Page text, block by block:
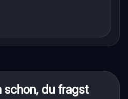
schon, du fragst